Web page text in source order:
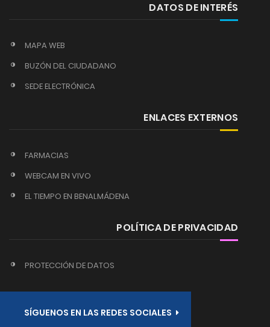
DATOS DE INTERÉS
MAPA WEB
BUZÓN DEL CIUDADANO
SEDE ELECTRÓNICA
ENLACES EXTERNOS
FARMACIAS
WEBCAM EN VIVO
EL TIEMPO EN BENALMÁDENA
POLÍTICA DE PRIVACIDAD
PROTECCIÓN DE DATOS
SÍGUENOS EN LAS REDES SOCIALES